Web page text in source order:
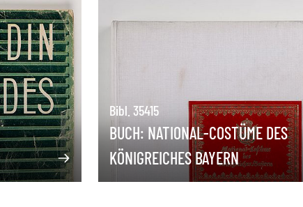
Bibl. 35415
BUCH: NATIONAL-COSTÜME DES
KÖNIGREICHES BAYERN